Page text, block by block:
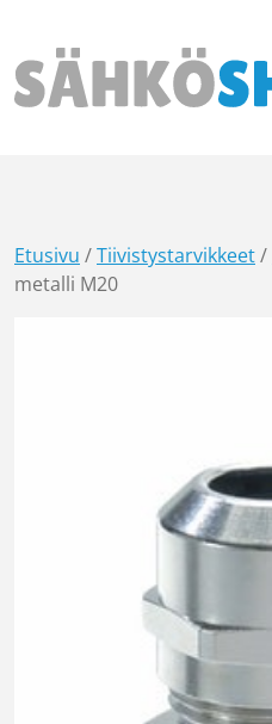
Päävalikko
Etusivu /Tiivistystarvikkeet/
metalli M20